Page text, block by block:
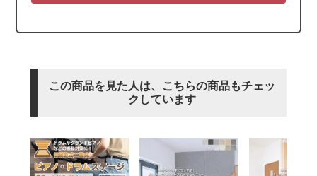
この商品を見た人は、こちらの商品もチェッ
クしています